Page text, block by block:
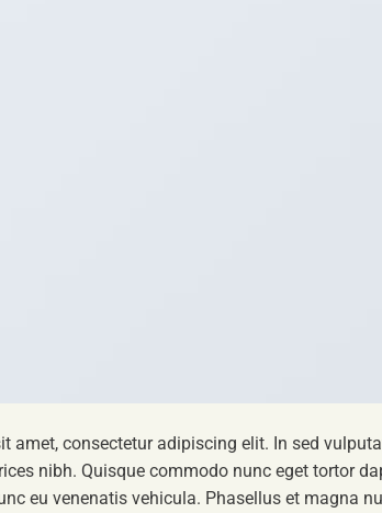
amet, consectetur adipiscing elit. In sed
nibh. Quisque commodo nunc eget tortor
eu venenatis vehicula. Phasellus et magna